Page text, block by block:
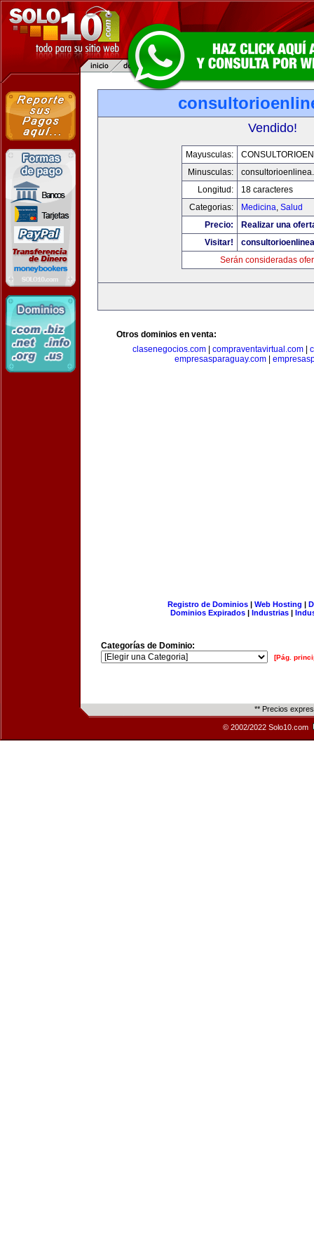
Vendido!
Mayusculas:
Minusculas:
Longitud:
18 caracteres
Categorias:
Medicina, Salud
Precio:
Realizar una
Visitar!
Serán consideradas
Otros dominios en venta:
clasenegocios.com| compraventavirtual.com|
empresasparaguay.com|
Registro de Dominios| Web Hosting |
Dominios Expirados | Industrias |
Categorías de Dominio:
[Pág.
** Precios
© 2002/2022 Solo10.com